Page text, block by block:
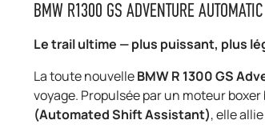
BMW R1300 GS ADVENTURE AUTOMATIC
Le trail ultime — plus puissant, plus
La toute nouvelleBMW R 1300 GS
voyage. Propulsée par un moteur
(Automated Shift Assistant), elle